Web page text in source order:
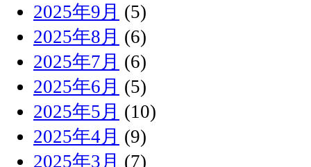
2025年9月 (5)
2025年8月 (6)
2025年7月 (6)
2025年6月 (5)
2025年5月 (10)
2025年4月 (9)
2025年3月 (7)